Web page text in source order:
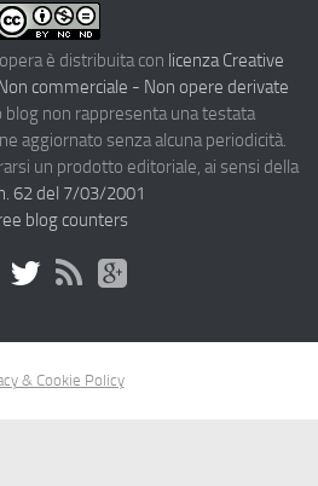
è distribuita con licenza Creative
commerciale - Non opere derivate
blog non rappresenta una testata
aggiornato senza alcuna periodicità.
un prodotto editoriale, ai sensi della
62 del 7/03/2001
& Cookie Policy